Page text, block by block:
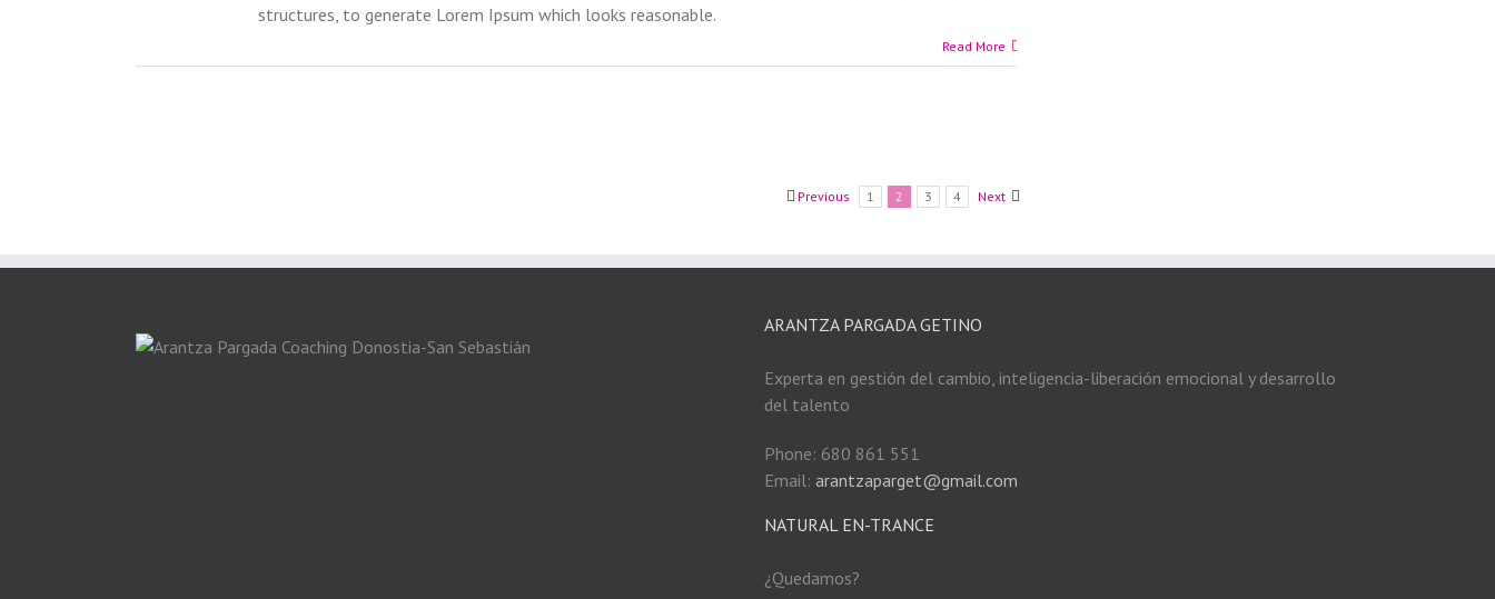
structures, to generate Lorem Ipsum which looks reasonable.
Read More
Previous 1 2 3 4 Next
ARANTZA PARGADA GETINO
Experta en gestión del cambio, inteligencia-liberación emocional y desarrollo
del talento
Phone: 680 861 551
Email: arantzaparget@gmail.com
NATURAL EN-TRANCE
¿Quedamos?